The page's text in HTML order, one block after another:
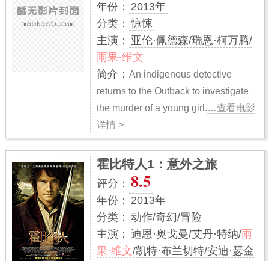
年份： 2013年
分类： 惊悚
主演： 亚伦·佩德森/瑞恩·柯万腾/
雨果·维文
简介： An indigenous detective
returns to the Outback to investigate
the murder of a young girl.…查看电影
详情 >
霍比特人1：意外之旅
评分： 8.5
年份： 2013年
分类： 动作/奇幻/冒险
主演： 迪恩·奥戈曼/艾丹·特纳/雨
果·维文/凯特·布兰切特/安迪·瑟金